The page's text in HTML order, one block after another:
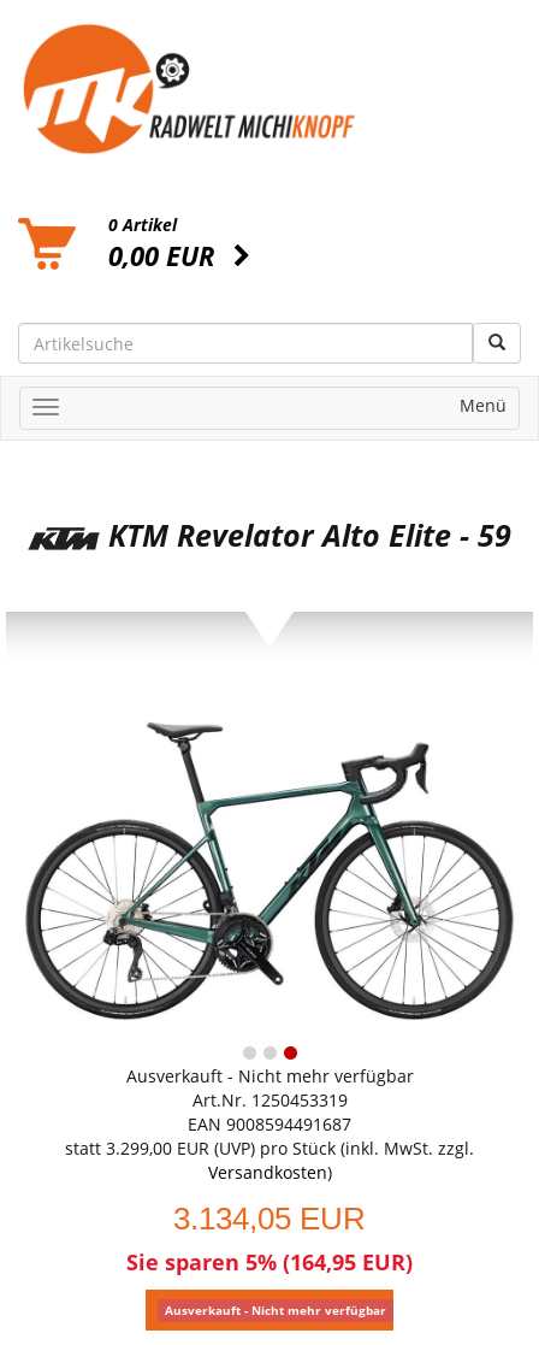
0 Artikel
0,00 EUR
Menü
KTM Revelator Alto Elite - 59
Ausverkauft - Nicht mehr verfügbar
Art.Nr. 1250453319
EAN 9008594491687
statt 3.299,00 EUR (UVP) pro Stück (inkl. MwSt. zzgl.
Versandkosten)
3.134,05 EUR
Sie sparen 5% (164,95 EUR)
Ausverkauft - Nicht mehr verfügbar